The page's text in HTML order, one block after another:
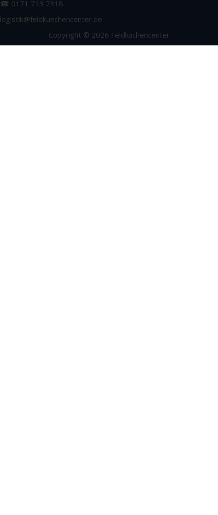
☎ 0171 713 7318
logistik@feldkuechencenter.de
Copyright © 2026 Feldküchencenter